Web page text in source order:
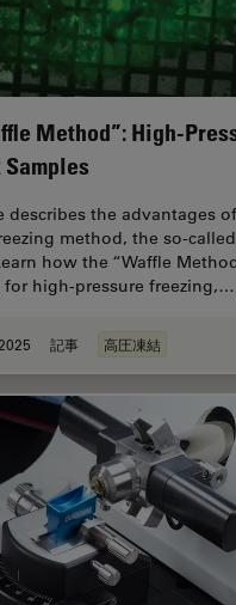
Method”: High-
Samples
describes the advantages
method, the so-
how the “Waffle
for high-pressure freezing,…
記事 高圧凍結